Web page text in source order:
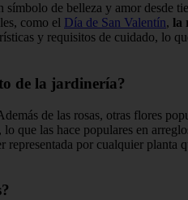
símbolo de belleza y amor desde
como el Día de San Valentín, la
y requisitos de cuidado, lo
de la jardinería?
de las rosas, otras flores
que las hace populares en
por cualquier planta